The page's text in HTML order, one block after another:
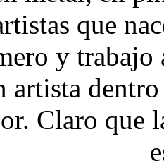
que
y trabajo
artista
Claro que